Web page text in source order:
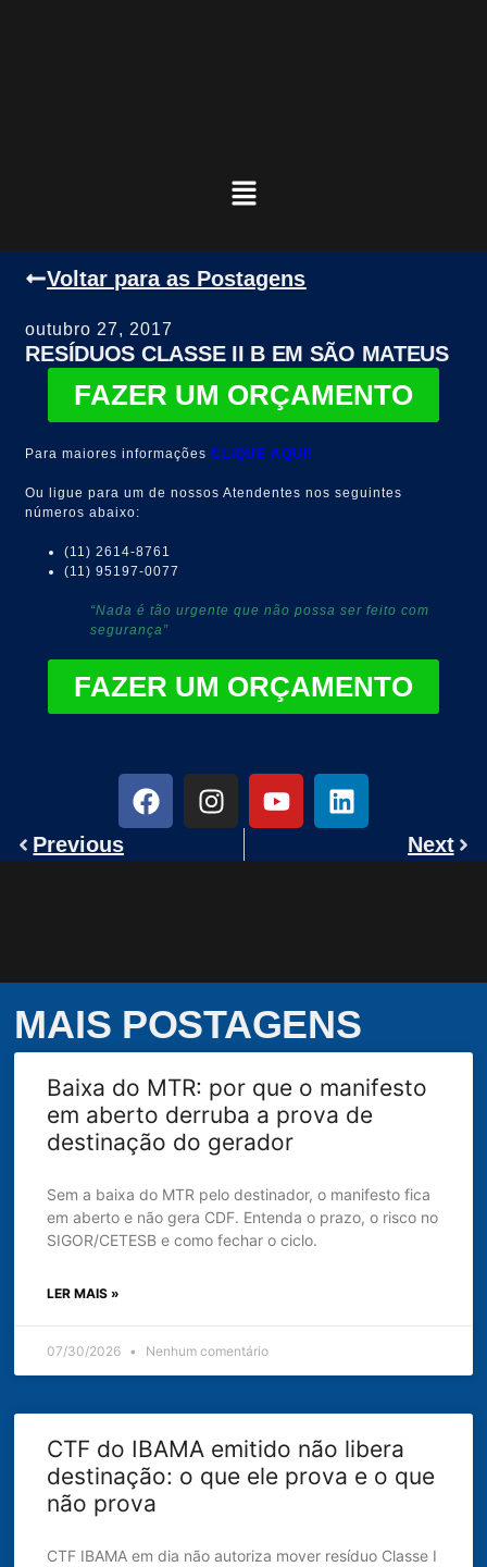
Voltar para as Postagens
outubro 27, 2017
RESÍDUOS CLASSE II B EM SÃO MATEUS
FAZER UM ORÇAMENTO
Para maiores informaçõesCLIQUE AQUI!
Ou ligue para um de nossos Atendentes nos seguintes
números abaixo:
(11) 2614-8761
(11) 95197-0077
“Nada é tão urgente que não possa ser feito com
segurança”
FAZER UM ORÇAMENTO
Previous Next
MAIS POSTAGENS
Baixa do MTR: por que o manifesto
em aberto derruba a prova de
destinação do gerador
Sem a baixa do MTR pelo destinador, o manifesto fica
em aberto e não gera CDF. Entenda o prazo, o risco no
SIGOR/CETESB e como fechar o ciclo.
LER MAIS »
07/30/2026 Nenhum comentário
CTF do IBAMA emitido não libera
destinação: o que ele prova e o que
não prova
CTF IBAMA em dia não autoriza mover resíduo Classe I